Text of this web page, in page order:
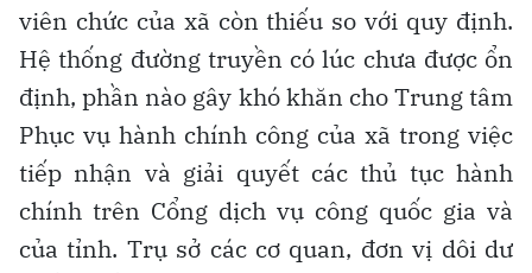
viên chức của xã còn thiếu so với quy định.
Hệ thống đường truyền có lúc chưa được ổn
định, phần nào gây khó khăn cho Trung tâm
Phục vụ hành chính công của xã trong việc
tiếp nhận và giải quyết các thủ tục hành
chính trên Cổng dịch vụ công quốc gia và
của tỉnh. Trụ sở các cơ quan, đơn vị dôi dư